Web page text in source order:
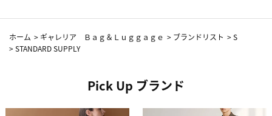
ホーム > ギャレリア Ｂａｇ＆Ｌｕｇｇａｇｅ > ブランドリスト >S
>STANDARD SUPPLY
Pick Up ブランド